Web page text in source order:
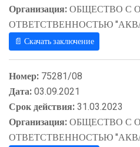
Организация:ОБЩЕСТВО С
ОТВЕТСТВЕННОСТЬЮ
📄 Скачать заключение
Номер: 75281/08
Дата:03.09.2021
Срок действия:31.03.2023
Организация:ОБЩЕСТВО С
ОТВЕТСТВЕННОСТЬЮ